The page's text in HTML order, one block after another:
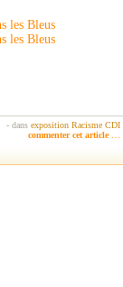
- dans exposition Racisme CDI
commenter cet article